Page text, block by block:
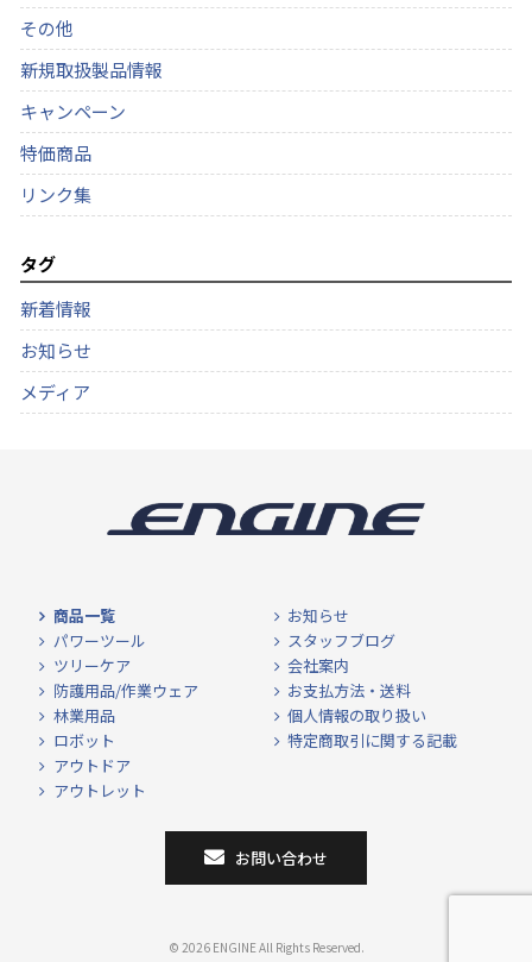
その他
新規取扱製品情報
キャンペーン
特価商品
リンク集
タグ
新着情報
お知らせ
メディア
商品一覧
パワーツール
ツリーケア
防護用品/作業ウェア
林業用品
ロボット
アウトドア
アウトレット
お知らせ
スタッフブログ
会社案内
お支払方法・送料
個人情報の取り扱い
特定商取引に関する記載
お問い合わせ
© 2026 ENGINE All Rights Reserved.